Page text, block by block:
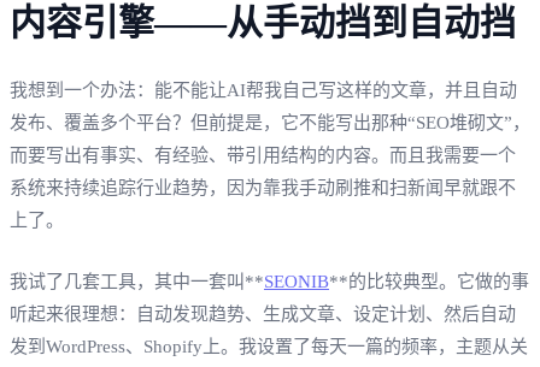
内容引擎——从手动挡到自动挡
我想到一个办法：能不能让AI帮我自己写这样的文章，并且自动
发布、覆盖多个平台？但前提是，它不能写出那种“SEO堆砌文”，
而要写出有事实、有经验、带引用结构的内容。而且我需要一个
系统来持续追踪行业趋势，因为靠我手动刷推和扫新闻早就跟不
上了。
我试了几套工具，其中一套叫**SEONIB**的比较典型。它做的事
听起来很理想：自动发现趋势、生成文章、设定计划、然后自动
发到WordPress、Shopify上。我设置了每天一篇的频率，主题从关